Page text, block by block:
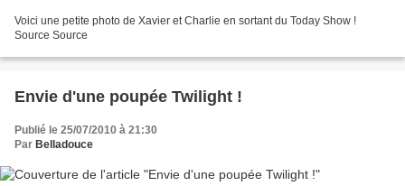
Voici une petite photo de Xavier et Charlie en sortant du Today Show !
Source Source
Envie d'une poupée Twilight !
Publié le 25/07/2010 à 21:30
Par Belladouce